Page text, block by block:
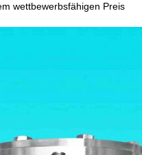
wettbewerbsfähigen Preis